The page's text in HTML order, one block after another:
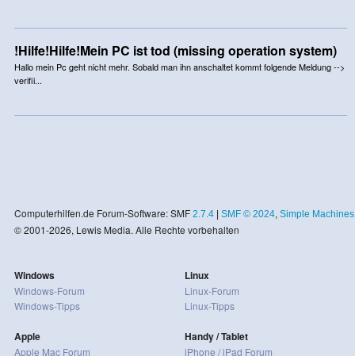
!Hilfe!Hilfe!Mein PC ist tod (missing operation system)
Hallo mein Pc geht nicht mehr. Sobald man ihn anschaltet kommt folgende Meldung -->
verifii...
Computerhilfen.de Forum-Software: SMF 2.7.4| SMF © 2024, Simple Machines
© 2001-2026, Lewis Media. Alle Rechte vorbehalten
Windows
Windows-Forum
Windows-Tipps
Apple
Apple Mac Forum
Linux
Linux-Forum
Linux-Tipps
Handy / Tablet
iPhone / iPad Forum